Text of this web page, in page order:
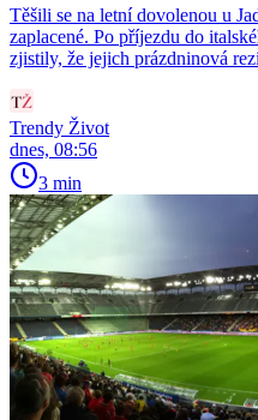
Těšili se na letní dovolenou u
zaplacené. Po příjezdu do
zjistily, že jejich prázdninová
Trendy Život
dnes, 08:56
3 min